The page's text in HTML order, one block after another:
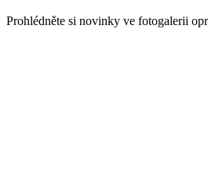
Prohlédněte si novinky ve fotogalerii